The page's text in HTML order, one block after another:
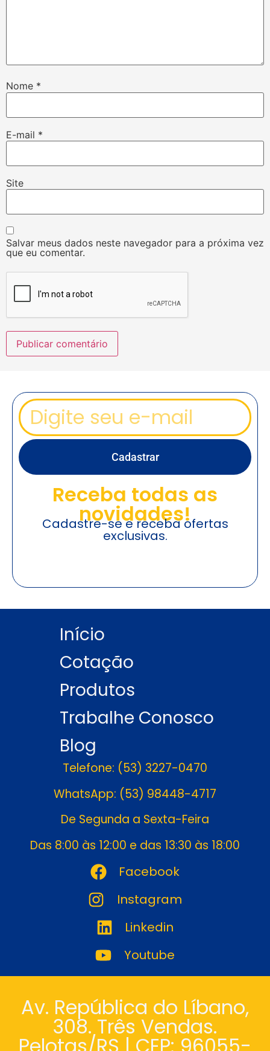
Nome *
E-mail *
Site
Salvar meus dados neste navegador para a próxima vez
que eu comentar.
Cadastrar
Receba todas as
novidades!
Cadastre-se e receba ofertas
exclusivas.
Início
Cotação
Produtos
Trabalhe Conosco
Blog
Telefone: (53) 3227-0470
WhatsApp: (53) 98448-4717
De Segunda a Sexta-Feira
Das 8:00 às 12:00 e das 13:30 às 18:00
Facebook
Instagram
Linkedin
Youtube
Av. República do Líbano,
308. Três Vendas.